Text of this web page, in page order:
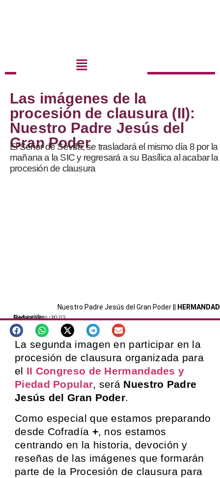
Las imágenes de la
procesión de clausura (II):
Nuestro Padre Jesús del
Gran Poder
El Señor de Sevilla, se trasladará el mismo día 8 por la
mañana a la SIC y regresará a su Basílica al acabar la
procesión de clausura
Nuestro Padre Jesús del Gran Poder || HERMANDAD
Redacción
MAGNA SEVILLA
04/12/2024 10:03
La segunda imagen en participar en la
procesión de clausura organizada para
el II Congreso de Hermandades y
Piedad Popular, será Nuestro Padre
Jesús del Gran Poder.
Como especial que estamos preparando
desde Cofradía +, nos estamos
centrando en la historia, devoción y
reseñas de las imágenes que formarán
parte de la Procesión de clausura para